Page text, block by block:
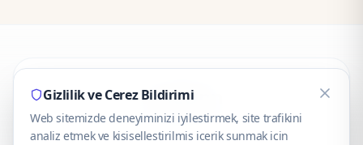
CaseOnn
© 2025 CaseOnn. Tüm hakları saklıdır.
Gizlilik ve Cerez Bildirimi
Web sitemizde deneyiminizi iyilestirmek, site trafikini
analiz etmek ve kisisellestirilmis icerik sunmak icin